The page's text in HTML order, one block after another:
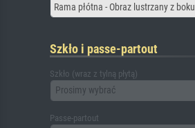
Rama płótna - Obraz lustrzany z boku
Szkło i passe-partout
Szkło (wraz z tylną płytą)
Prosimy wybrać
Passe-partout